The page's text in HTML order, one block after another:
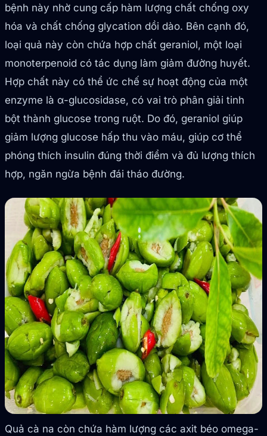
bệnh này nhờ cung cấp hàm lượng chất chống oxy
hóa và chất chống glycation dồi dào. Bên cạnh đó,
loại quả này còn chứa hợp chất geraniol, một loại
monoterpenoid có tác dụng làm giảm đường huyết.
Hợp chất này có thể ức chế sự hoạt động của một
enzyme là α-glucosidase, có vai trò phân giải tinh
bột thành glucose trong ruột. Do đó, geraniol giúp
giảm lượng glucose hấp thu vào máu, giúp cơ thể
phóng thích insulin đúng thời điểm và đủ lượng thích
hợp, ngăn ngừa bệnh đái tháo đường.
Quả cà na còn chứa hàm lượng các axit béo omega-